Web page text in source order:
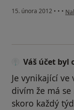
15. února 2012 • • •
Váš účet byl
Je vynikající
divím že má
skoro každý